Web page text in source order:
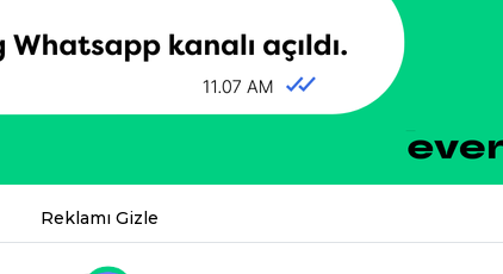
Reklamı Gizle